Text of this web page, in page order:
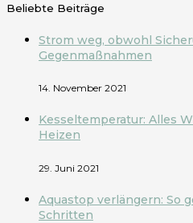
Beliebte Beiträge
Strom weg, obwohl
Gegenmaßnahmen
14. November 2021
Kesseltemperatur: Alles
Heizen
29. Juni 2021
Aquastop verlängern: So
Schritten